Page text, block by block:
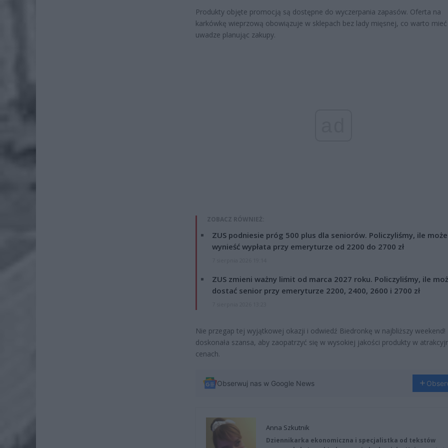
Produkty objęte promocją są dostępne do wyczerpania zapasów. Oferta na
karkówkę wieprzową obowiązuje w sklepach bez lady mięsnej, co warto
uwadze planując zakupy.
ZOBACZ RÓWNIEŻ:
ZUS podniesie próg 500 plus dla seniorów. Policzyliśmy, ile może
wynieść wypłata przy emeryturze od 2200 do 2700 zł
ZUS zmieni ważny limit od marca 2027 roku. Policzyliśmy, ile
dostać senior przy emeryturze 2200, 2400, 2600 i 2700 zł
Nie przegap tej wyjątkowej okazji i odwiedź Biedronkę w najbliższy weekend!
doskonała szansa, aby zaopatrzyć się w wysokiej jakości produkty w
cenach.
Obserwuj nas w Google News
Anna Szkutnik
Dziennikarka ekonomiczna i specjalistka od tekstów